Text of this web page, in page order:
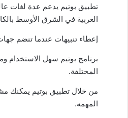
تطبيق بوتيم يدعم عدة لغات
العربية في الشرق الأوسط
إعطاء تنبيهات عندما تنضم
برنامج بوتيم سهل الاستخدام
المختلفة.
من خلال تطبيق بوتيم يمكنك
المهمه.